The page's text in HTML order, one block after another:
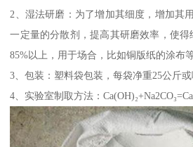
2、湿法研磨：为了增加其细度，增加其
一定量的分散剂，提高其研磨效率，使
85%以上，用于场合，比如铜版纸的涂布等
3、包装：塑料袋包装，每袋净重25公斤或
4、实验室制取方法：